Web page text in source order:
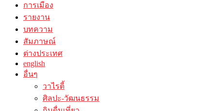
การเมือง
รายงาน
บทความ
สัมภาษณ์
ต่างประเทศ
english
อื่นๆ
วาไรตี้
ศิลปะ-วัฒนธรรม